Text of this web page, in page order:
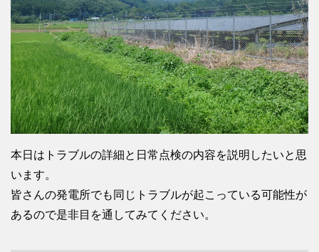
本日はトラブルの詳細と日常点検の内容を説明したいと思
います。
皆さんの発電所でも同じトラブルが起こっている可能性が
あるので是非目を通してみてください。